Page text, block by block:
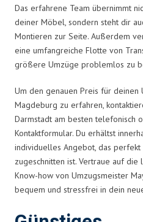
Das erfahrene Team übernimmt
deiner Möbel, sondern steht dir
Montieren zur Seite. Außerdem
eine umfangreiche Flotte von
größere Umzüge problemlos zu
Um den genauen Preis für deinen
Magdeburg zu erfahren,
Darmstadt am besten telefonisch
Kontaktformular. Du erhältst
individuelles Angebot, das
zugeschnitten ist. Vertraue auf die
Know-how von Umzugsmeister
bequem und stressfrei in dein